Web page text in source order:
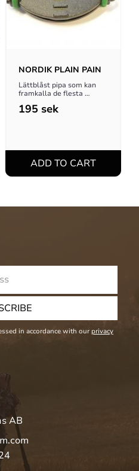
NORDIK PLAIN PAIN
Lättblåst pipa som kan
framkalla de flesta
195 sek
in accordance with our privacy
AB